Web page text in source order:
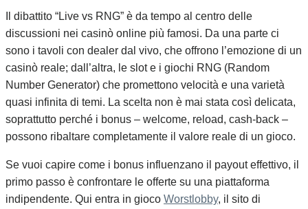
Il dibattito “Live vs RNG” è da tempo al centro delle
discussioni nei casinò online più famosi. Da una parte ci
sono i tavoli con dealer dal vivo, che offrono l’emozione di un
casinò reale; dall’altra, le slot e i giochi RNG (Random
Number Generator) che promettono velocità e una varietà
quasi infinita di temi. La scelta non è mai stata così delicata,
soprattutto perché i bonus – welcome, reload, cash‑back –
possono ribaltare completamente il valore reale di un gioco.
Se vuoi capire come i bonus influenzano il payout effettivo, il
primo passo è confrontare le offerte su una piattaforma
indipendente. Qui entra in gioco Worstlobby, il sito di